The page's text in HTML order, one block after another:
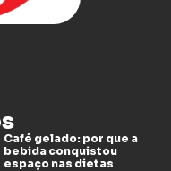
Café gelado: por que a
bebida conquistou
espaço nas dietas